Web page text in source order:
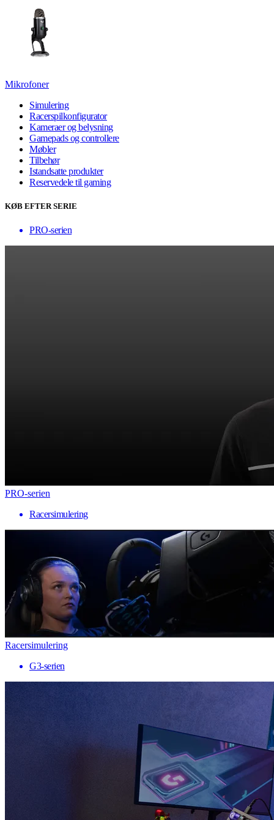
Mikrofoner
Simulering
Racerspilkonfigurator
Kameraer og belysning
Gamepads og controllere
Møbler
Tilbehør
Istandsatte produkter
Reservedele til gaming
KØB EFTER SERIE
PRO-serien
PRO-serien
Racersimulering
Racersimulering
G3-serien